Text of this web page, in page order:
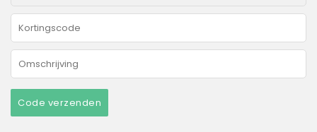
Code verzenden